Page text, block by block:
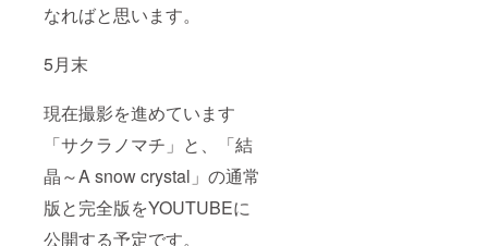
なればと思います。
5月末
現在撮影を進めています
「サクラノマチ」と、「結
晶～A snow crystal」の通常
版と完全版をYOUTUBEに
公開する予定です。